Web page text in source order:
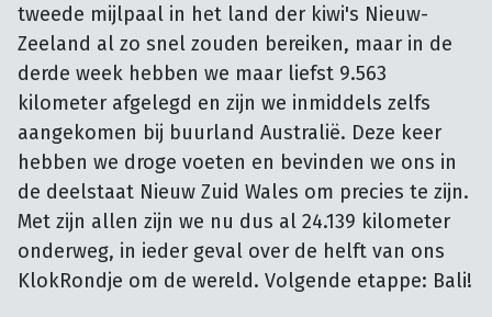
tweede mijlpaal in het land der kiwi's Nieuw-
Zeeland al zo snel zouden bereiken, maar in de
derde week hebben we maar liefst 9.563
kilometer afgelegd en zijn we inmiddels zelfs
aangekomen bij buurland Australië. Deze keer
hebben we droge voeten en bevinden we ons in
de deelstaat Nieuw Zuid Wales om precies te zijn.
Met zijn allen zijn we nu dus al 24.139 kilometer
onderweg, in ieder geval over de helft van ons
KlokRondje om de wereld. Volgende etappe: Bali!